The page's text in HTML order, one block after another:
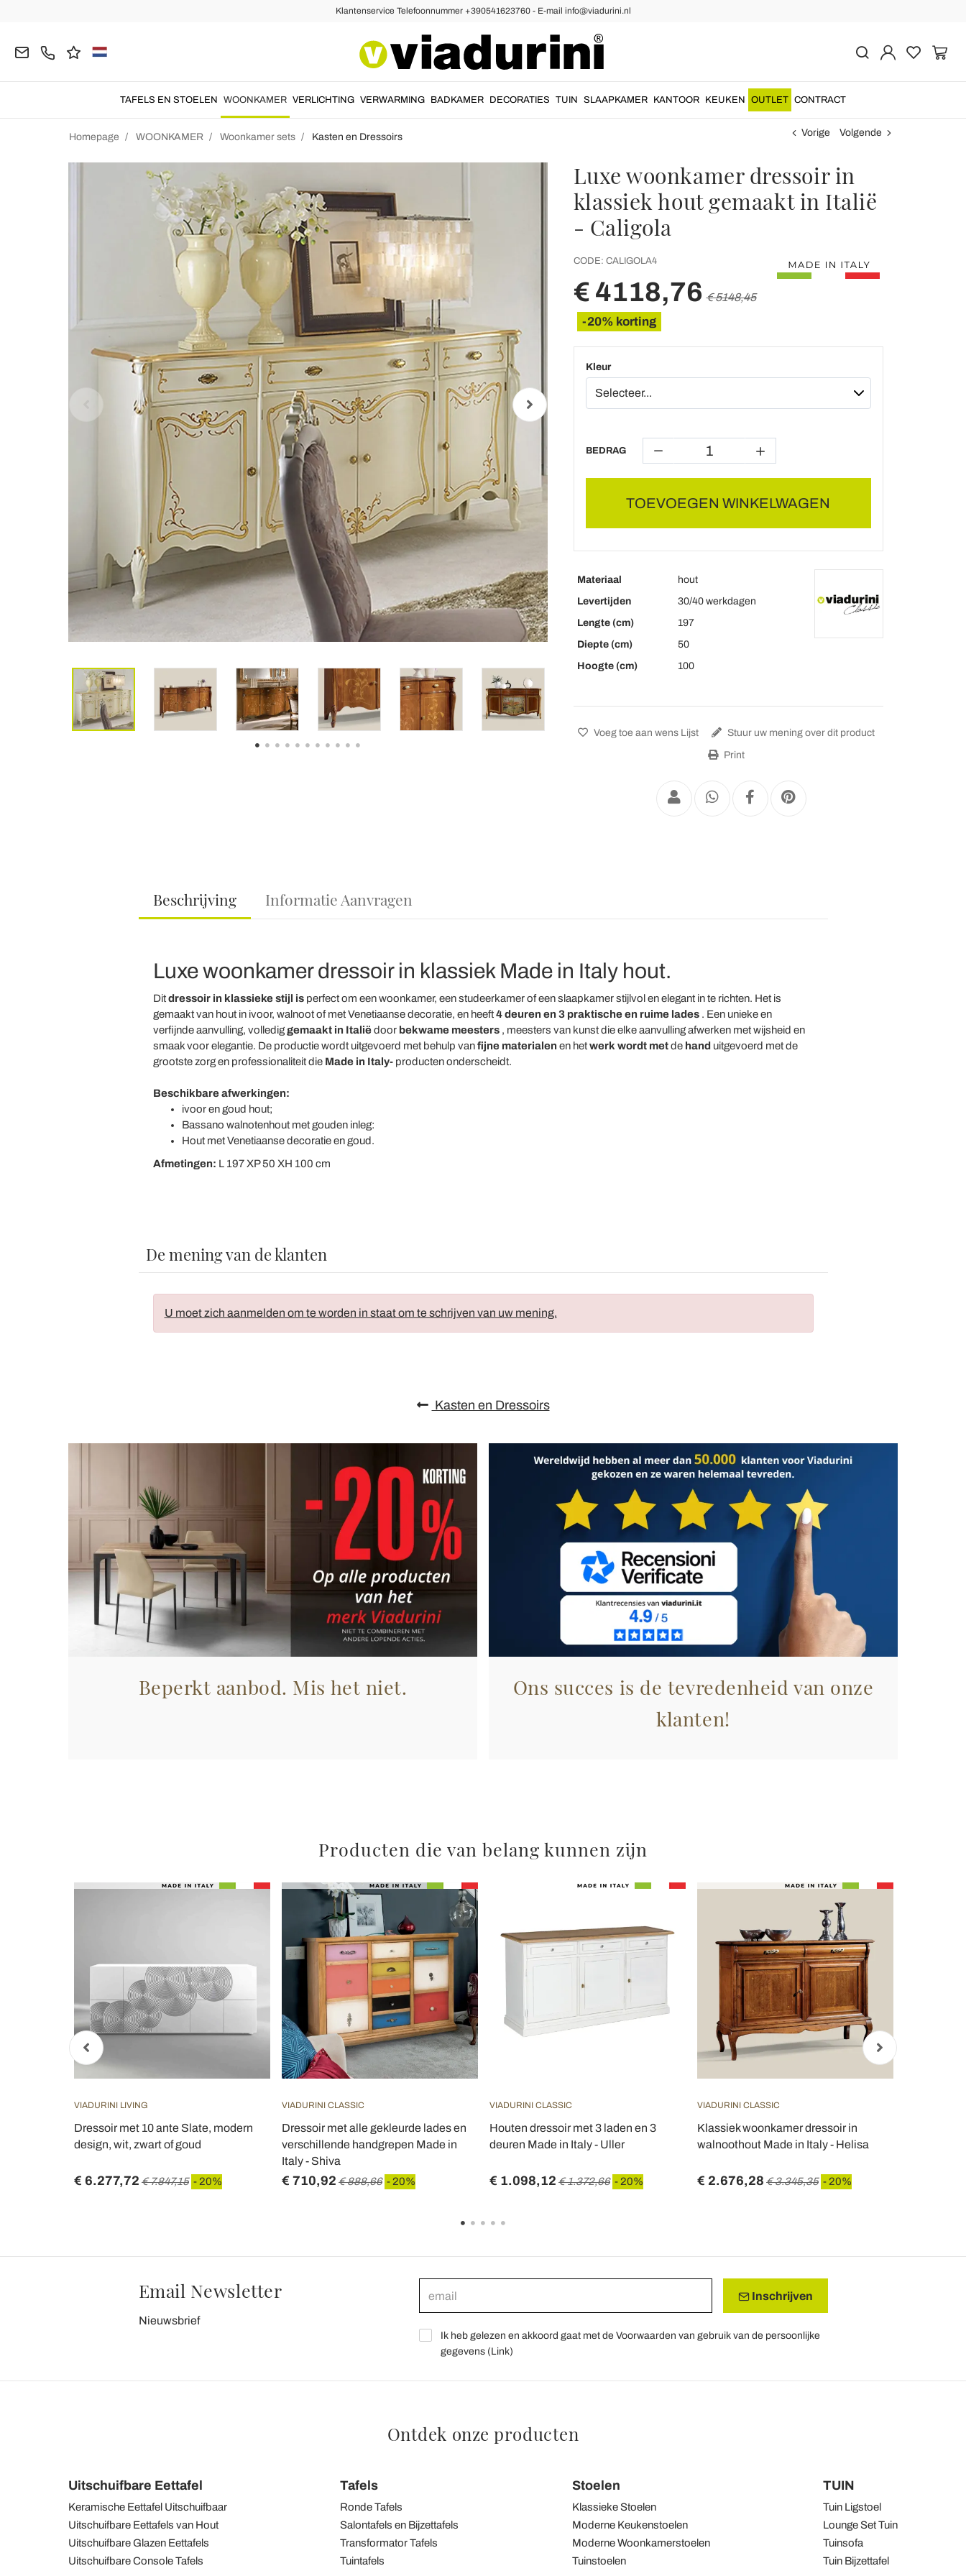
Klantenservice Telefoonnummer +390541623760 - E-mail info@viadurini.nl
TAFELS EN STOELEN WOONKAMER VERLICHTING VERWARMING BADKAMER DECORATIES TUIN SLAAPKAMER KANTOOR KEUKEN OUTLET CONTRACT
Homepage WOONKAMER Woonkamer sets Kasten en Dressoirs Vorige Volgende
Luxe woonkamer dressoir in
klassiek hout gemaakt in Italië
- Caligola
CODE: CALIGOLA4
€ 4118,76 € 5148,45
-20% korting
Kleur
BEDRAG
TOEVOEGEN WINKELWAGEN
Materiaal
hout
Levertijden
30/40 werkdagen
Lengte (cm)
197
Diepte (cm)
50
Hoogte (cm)
100
Voeg toe aan wens Lijst Stuur uw mening over dit product
Print
Beschrijving Informatie Aanvragen
Luxe woonkamer dressoir in klassiek Made in Italy hout.
Ditdressoir in klassieke stijl isperfect om een woonkamer, een studeerkamer of een slaapkamer stijlvol en elegant in te richten. Het is
gemaakt van hout in ivoor, walnoot of met Venetiaanse decoratie, en heeft4 deuren en 3 praktische en ruime lades. Een unieke en
verfijnde aanvulling, vollediggemaakt in Italiëdoor bekwame meesters, meesters van kunst die elke aanvulling afwerken met wijsheid en
smaak voor elegantie. De productie wordt uitgevoerd met behulp vanfijne materialen en hetwerk wordt metde hand uitgevoerd met de
grootste zorg en professionaliteit die Made in Italy-producten onderscheidt.
Beschikbare afwerkingen:
ivoor en goud hout;
Bassano walnotenhout met gouden inleg:
Hout met Venetiaanse decoratie en goud.
Afmetingen: L 197 XP 50 XH 100 cm
De mening van de klanten
U moet zich aanmelden om te worden in staat om te schrijven van uw mening.
Kasten en Dressoirs
Beperkt aanbod. Mis het niet.
Ons succes is de tevredenheid van onze
klanten!
Producten die van belang kunnen zijn
VIADURINI LIVING
Dressoir met 10 ante Slate, modern
design, wit, zwart of goud
€ 6.277,72 € 7.847,15 - 20%
VIADURINI CLASSIC
Dressoir met alle gekleurde lades en
verschillende handgrepen Made in
Italy - Shiva
€ 710,92 € 888,66 - 20%
VIADURINI CLASSIC
Houten dressoir met 3 laden en 3
deuren Made in Italy - Uller
€ 1.098,12 € 1.372,66 - 20%
VIADURINI CLASSIC
Klassiek woonkamer dressoir in
walnoothout Made in Italy - Helisa
€ 2.676,28 € 3.345,35 - 20%
Email Newsletter
Nieuwsbrief
Inschrijven
Ik heb gelezen en akkoord gaat met de Voorwaarden van gebruik van de persoonlijke
gegevens (Link)
Ontdek onze producten
Uitschuifbare Eettafel
Keramische Eettafel Uitschuifbaar
Uitschuifbare Eettafels van Hout
Uitschuifbare Glazen Eettafels
Uitschuifbare Console Tafels
Tafels
Ronde Tafels
Salontafels en Bijzettafels
Transformator Tafels
Tuintafels
Stoelen
Klassieke Stoelen
Moderne Keukenstoelen
Moderne Woonkamerstoelen
Tuinstoelen
TUIN
Tuin Ligstoel
Lounge Set Tuin
Tuinsofa
Tuin Bijzettafel